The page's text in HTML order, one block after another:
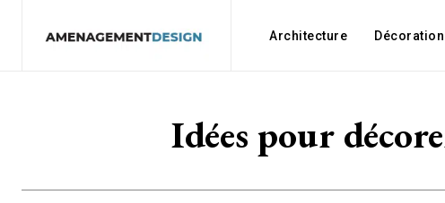
Architecture Décoration
Idées pour